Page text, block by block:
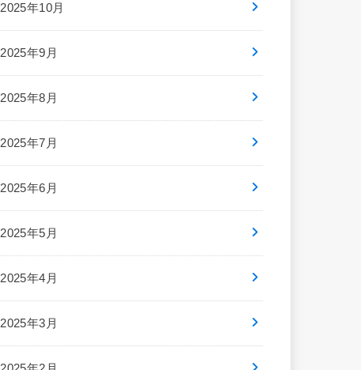
2025年10月
2025年9月
2025年8月
2025年7月
2025年6月
2025年5月
2025年4月
2025年3月